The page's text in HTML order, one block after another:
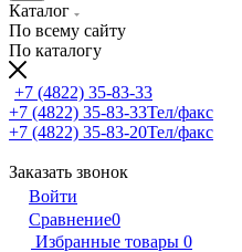
Каталог
По всему сайту
По каталогу
+7 (4822) 35-83-33
+7 (4822) 35-83-33Тел/факс
+7 (4822) 35-83-20Тел/факс
Заказать звонок
Войти
Сравнение0
Избранные товары 0